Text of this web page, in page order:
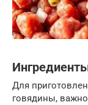
Для
говядины,